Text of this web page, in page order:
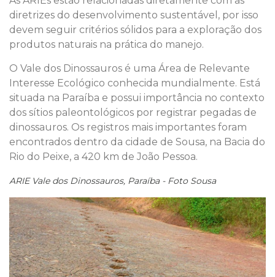
diretrizes do desenvolvimento sustentável, por isso
devem seguir critérios sólidos para a exploração dos
produtos naturais na prática do manejo.
O Vale dos Dinossauros é uma Área de Relevante
Interesse Ecológico conhecida mundialmente. Está
situada na Paraíba e possui importância no contexto
dos sítios paleontológicos por registrar pegadas de
dinossauros. Os registros mais importantes foram
encontrados dentro da cidade de Sousa, na Bacia do
Rio do Peixe, a 420 km de João Pessoa.
ARIE Vale dos Dinossauros, Paraíba - Foto Sousa